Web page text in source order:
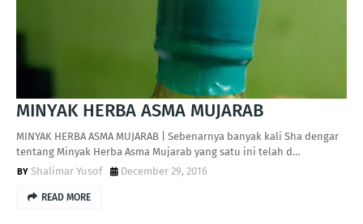
MINYAK HERBA ASMA MUJARAB
MINYAK HERBA ASMA MUJARAB | Sebenarnya banyak kali Sha dengar
tentang Minyak Herba Asma Mujarab yang satu ini telah d…
Shalimar Yusof
December 29, 2016
READ MORE